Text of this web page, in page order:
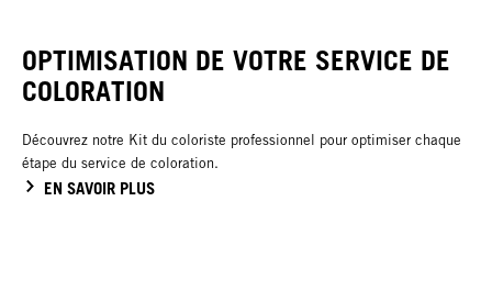
OPTIMISATION DE VOTRE SERVICE DE
COLORATION
Découvrez notre Kit du coloriste professionnel pour optimiser chaque
étape du service de coloration.
EN SAVOIR PLUS